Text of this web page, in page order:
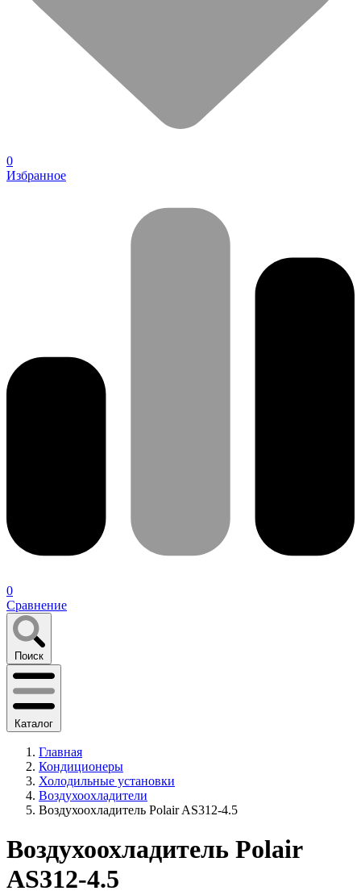
0
Избранное
0
Сравнение
Поиск
Каталог
Главная
Кондиционеры
Холодильные установки
Воздухоохладители
Воздухоохладитель Polair AS312-4.5
Воздухоохладитель Polair
AS312-4.5